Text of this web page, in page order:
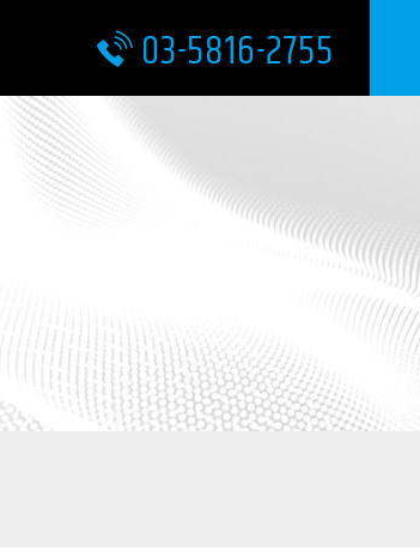
About Us Product Making